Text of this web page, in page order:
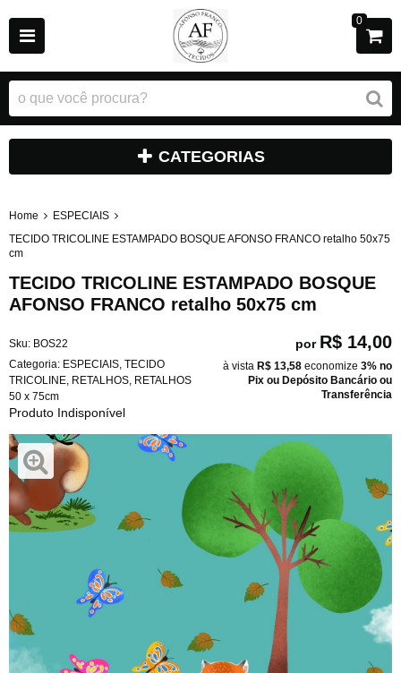
0
CATEGORIAS
Home
ESPECIAIS
TECIDO TRICOLINE ESTAMPADO BOSQUE AFONSO FRANCO retalho 50x75
cm
TECIDO TRICOLINE ESTAMPADO BOSQUE
AFONSO FRANCO retalho 50x75 cm
Sku: BOS22
Categoria: ESPECIAIS TECIDO
TRICOLINE RETALHOS RETALHOS
50 x 75cm
Produto Indisponível
por R$ 14,00
à vista R$ 13,58 economize 3% no
Pix ou Depósito Bancário ou
Transferência